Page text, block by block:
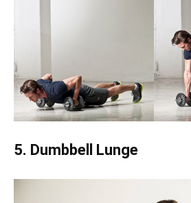
5. Dumbbell Lunge